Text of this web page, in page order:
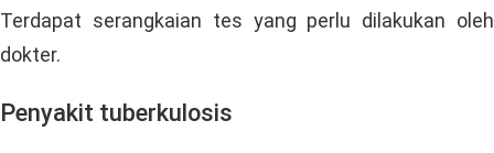
Terdapat serangkaian tes yang perlu dilakukan oleh
dokter.
Penyakit tuberkulosis